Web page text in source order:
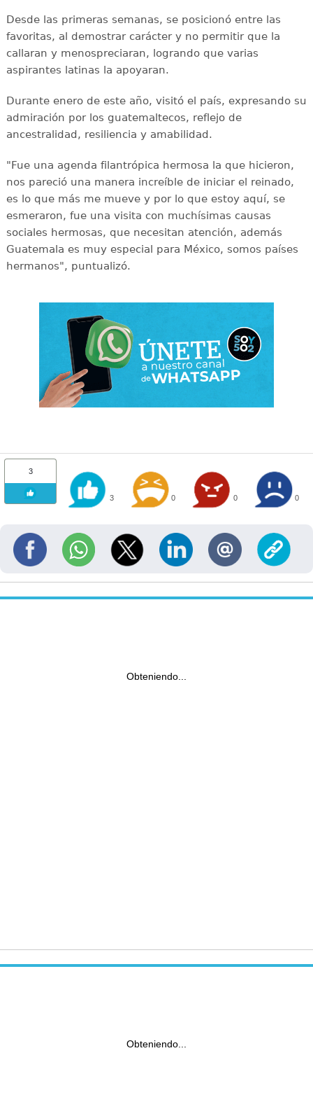
Desde las primeras semanas, se posicionó entre las
favoritas, al demostrar carácter y no permitir que la
callaran y menospreciaran, logrando que varias
aspirantes latinas la apoyaran.
Durante enero de este año, visitó el país, expresando su
admiración por los guatemaltecos, reflejo de
ancestralidad, resiliencia y amabilidad.
"Fue una agenda filantrópica hermosa la que hicieron,
nos pareció una manera increíble de iniciar el reinado,
es lo que más me mueve y por lo que estoy aquí, se
esmeraron, fue una visita con muchísimas causas
sociales hermosas, que necesitan atención, además
Guatemala es muy especial para México, somos países
hermanos", puntualizó.
3
3 0 0 0
Obteniendo...
Obteniendo...